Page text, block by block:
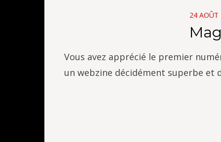
POSTED
ON
24 AOÛT
Vous avez apprécié le premier
un webzine décidément superbe et